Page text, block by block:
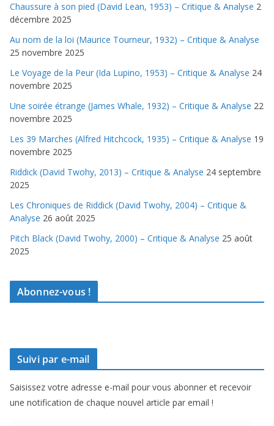
Chaussure à son pied (David Lean, 1953) – Critique & Analyse 2
décembre 2025
Au nom de la loi (Maurice Tourneur, 1932) – Critique & Analyse
25 novembre 2025
Le Voyage de la Peur (Ida Lupino, 1953) – Critique & Analyse 24
novembre 2025
Une soirée étrange (James Whale, 1932) – Critique & Analyse 22
novembre 2025
Les 39 Marches (Alfred Hitchcock, 1935) – Critique & Analyse 19
novembre 2025
Riddick (David Twohy, 2013) – Critique & Analyse 24 septembre
2025
Les Chroniques de Riddick (David Twohy, 2004) – Critique &
Analyse 26 août 2025
Pitch Black (David Twohy, 2000) – Critique & Analyse 25 août
2025
Abonnez-vous !
Suivi par e-mail
Saisissez votre adresse e-mail pour vous abonner et recevoir
une notification de chaque nouvel article par email !